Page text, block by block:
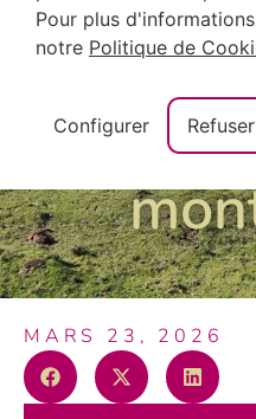
MARS 23, 2026
Pour plus
notre Politique de
Configurer Refuser